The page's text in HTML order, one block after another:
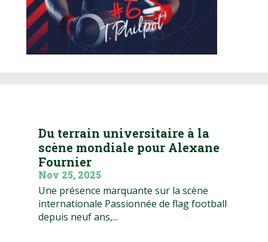
Du terrain universitaire à la
scène mondiale pour Alexane
Fournier
Nov 25, 2025
Une présence marquante sur la scène
internationale Passionnée de flag football
depuis neuf ans,...